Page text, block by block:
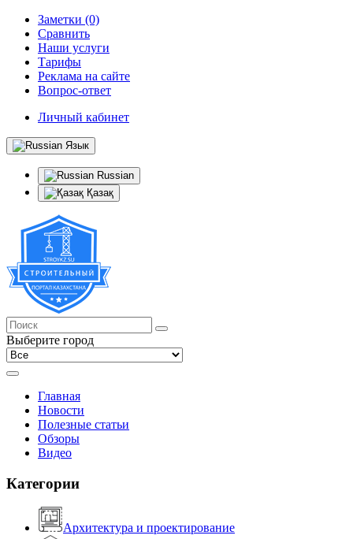
Заметки (0)
Сравнить
Наши услуги
Тарифы
Реклама на сайте
Вопрос-ответ
Личный кабинет
Язык
Russian
Қазақ
Выберите город
Главная
Новости
Полезные статьи
Обзоры
Видео
Категории
Архитектура и проектирование